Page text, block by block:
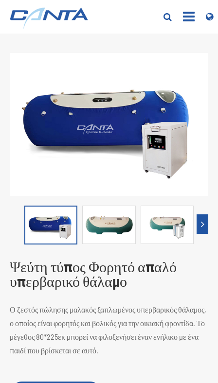
Ψεύτη τύπος Φορητό απαλό
υπερβαρικό θάλαμο
Ο ζεστός πώλησης μαλακός ξαπλωμένος υπερβαρικός θάλαμος,
ο οποίος είναι φορητός και βολικός για την οικιακή φροντίδα. Το
μέγεθος 80*225εκ μπορεί να φιλοξενήσει έναν ενήλικο με ένα
παιδί που βρίσκεται σε αυτό.